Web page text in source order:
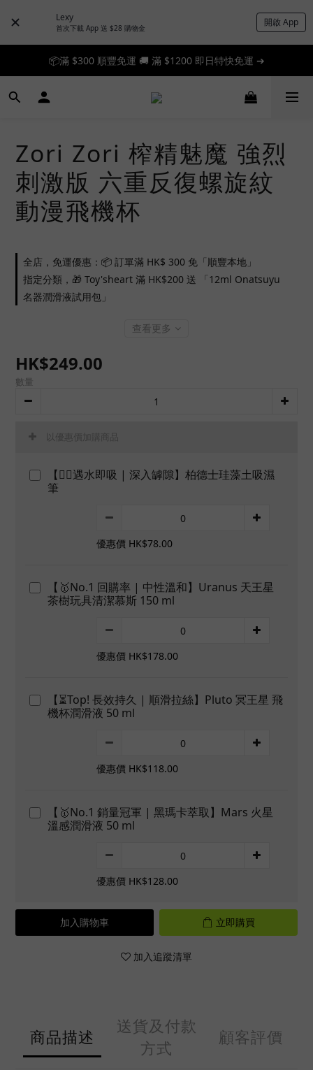
Lexy
首次下載 App 送 $28 購物金 開啟 App
📦滿 $300 順豐免運 🚚 滿 $1200 即日特快免運 ➔
📦滿 $300 順豐免運 🚚 滿 $1200 即日特快免運 ➔
🎉 新人首單享 88 折，快來領券加入！➔
Zori Zori 榨精魅魔 強烈
刺激版 六重反復螺旋紋
動漫飛機杯
全店，免運優惠：📦 訂單滿 HK$ 300 免「順豐本地」
指定分類，🎁 Toy'sheart 滿 HK$200 送 「12ml Onatsuyu
名器潤滑液試用包」
查看更多
HK$249.00
數量
以優惠價加購商品
【👍🏻遇水即吸 | 深入罅隙】柏德士珪藻土吸濕
筆
優惠價 HK$78.00
【🥇No.1 回購率 | 中性溫和】Uranus 天王星
茶樹玩具清潔慕斯 150 ml
優惠價 HK$178.00
【⏳Top! 長效持久 | 順滑拉絲】Pluto 冥王星 飛
機杯潤滑液 50 ml
優惠價 HK$118.00
【🥇No.1 銷量冠軍 | 黑瑪卡萃取】Mars 火星
溫感潤滑液 50 ml
優惠價 HK$128.00
加入購物車 立即購買
加入追蹤清單
商品描述
送貨及付款
方式
顧客評價